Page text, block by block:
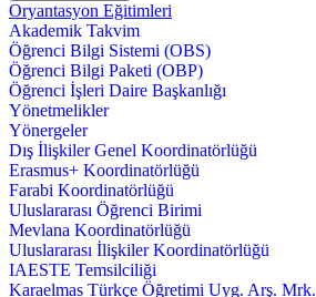
Oryantasyon Eğitimleri
Akademik Takvim
Öğrenci Bilgi Sistemi (OBS)
Öğrenci Bilgi Paketi (OBP)
Öğrenci İşleri Daire Başkanlığı
Yönetmelikler
Yönergeler
Dış İlişkiler Genel Koordinatörlüğü
Erasmus+ Koordinatörlüğü
Farabi Koordinatörlüğü
Uluslararası Öğrenci Birimi
Mevlana Koordinatörlüğü
Uluslararası İlişkiler Koordinatörlüğü
IAESTE Temsilciliği
Karaelmas Türkçe Öğretimi Uyg. Arş. Mrk.